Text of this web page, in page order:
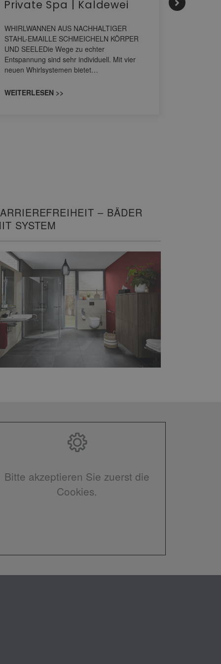
Private Spa | Kaldewei
WHIRLWANNEN AUS NACHHALTIGER
STAHL-EMAILLE SCHMEICHELN KÖRPER
UND SEELEDie Wege zu echter
Entspannung sind sehr individuell. Mit vier
neuen Whirlsystemen bietet…
WEITERLESEN >>
– BÄDER
SYSTEM
Bitte akzeptieren Sie zuerst die
Cookies.